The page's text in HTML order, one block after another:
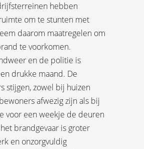
hebben
om te stunten met
daarom maatregelen om
te voorkomen.
en de politie is
drukke maand. De
stijgen, zowel bij huizen
afwezig zijn als bij
voor een weekje de deuren
brandgevaar is groter
en onzorgvuldig